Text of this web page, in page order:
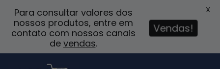
Para consultar valores dos
nossos produtos, entre em
contato com nossos canais
de vendas.
Vendas!
X